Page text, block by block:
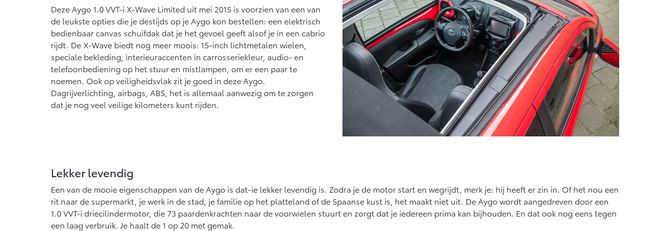
Deze Aygo 1.0 VVT-i X-Wave Limited uit mei 2015 is voorzien van een van
de leukste opties die je destijds op je Aygo kon bestellen: een elektrisch
bedienbaar canvas schuifdak dat je het gevoel geeft alsof je in een cabrio
rijdt. De X-Wave biedt nog meer moois: 15-inch lichtmetalen wielen,
speciale bekleding, interieuraccenten in carrosseriekleur, audio- en
telefoonbediening op het stuur en mistlampen, om er een paar te
noemen. Ook op veiligheidsvlak zit je goed in deze Aygo.
Dagrijverlichting, airbags, ABS, het is allemaal aanwezig om te zorgen
dat je nog veel veilige kilometers kunt rijden.
Lekker levendig
Een van de mooie eigenschappen van de Aygo is dat-ie lekker levendig is. Zodra je de motor start en wegrijdt, merk je: hij heeft er zin in. Of het nou een
rit naar de supermarkt, je werk in de stad, je familie op het platteland of de Spaanse kust is, het maakt niet uit. De Aygo wordt aangedreven door een
1.0 VVT-i driecilindermotor, die 73 paardenkrachten naar de voorwielen stuurt en zorgt dat je iedereen prima kan bijhouden. En dat ook nog eens tegen
een laag verbruik. Je haalt de 1 op 20 met gemak.